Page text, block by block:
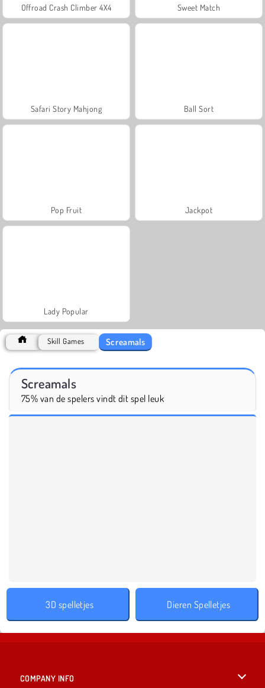
Offroad Crash Climber 4X4 Sweet Match
Safari Story Mahjong Ball Sort
Pop Fruit Jackpot
Lady Popular
Skill Games Screamals
Screamals
75% van de spelers vindt dit spel leuk
3D spelletjes Dieren Spelletjes
COMPANY INFO